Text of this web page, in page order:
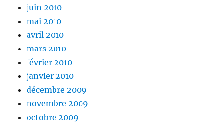
juin 2010
mai 2010
avril 2010
mars 2010
février 2010
janvier 2010
décembre 2009
novembre 2009
octobre 2009